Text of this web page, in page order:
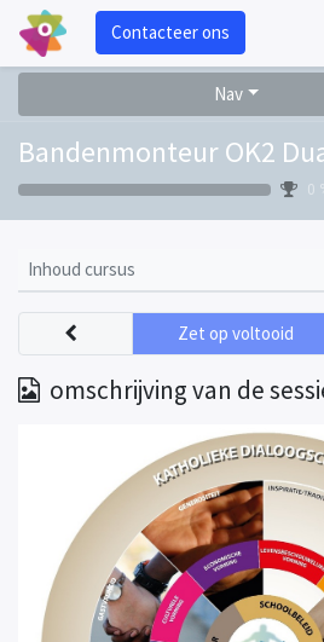
Contacteer ons
Nav
Bandenmonteur OK2
0
Inhoud cursus
omschrijving van de
Zet op voltooid